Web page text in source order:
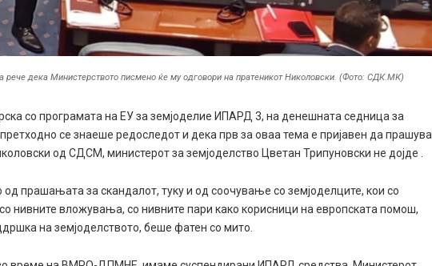
рече дека Министерството писмено ќе му одговори на пратеникот Николовски. (Фото: СДК.МК)
со програмата на ЕУ за земјоделие ИПАРД 3, на денешната седница за
се знаеше редоследот и дека прв за оваа тема е пријавен да прашува
од СДСМ, министерот за земјоделство Цветан Трипуновски не дојде .
од прашањата за скандалот, туку и од соочување со земјоделците, кои со
нивните вложувања, со нивните пари како корисници на европската помош,
на земјоделството, беше фатен со мито.